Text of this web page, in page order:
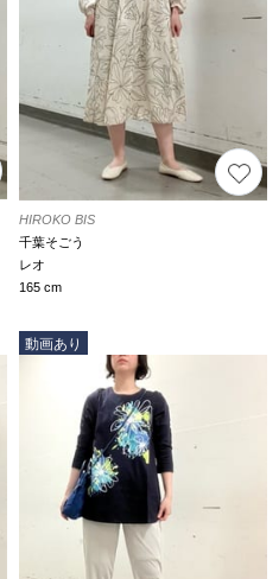
HIROKO BIS
千葉そごう
レオ
165 cm
動画あり